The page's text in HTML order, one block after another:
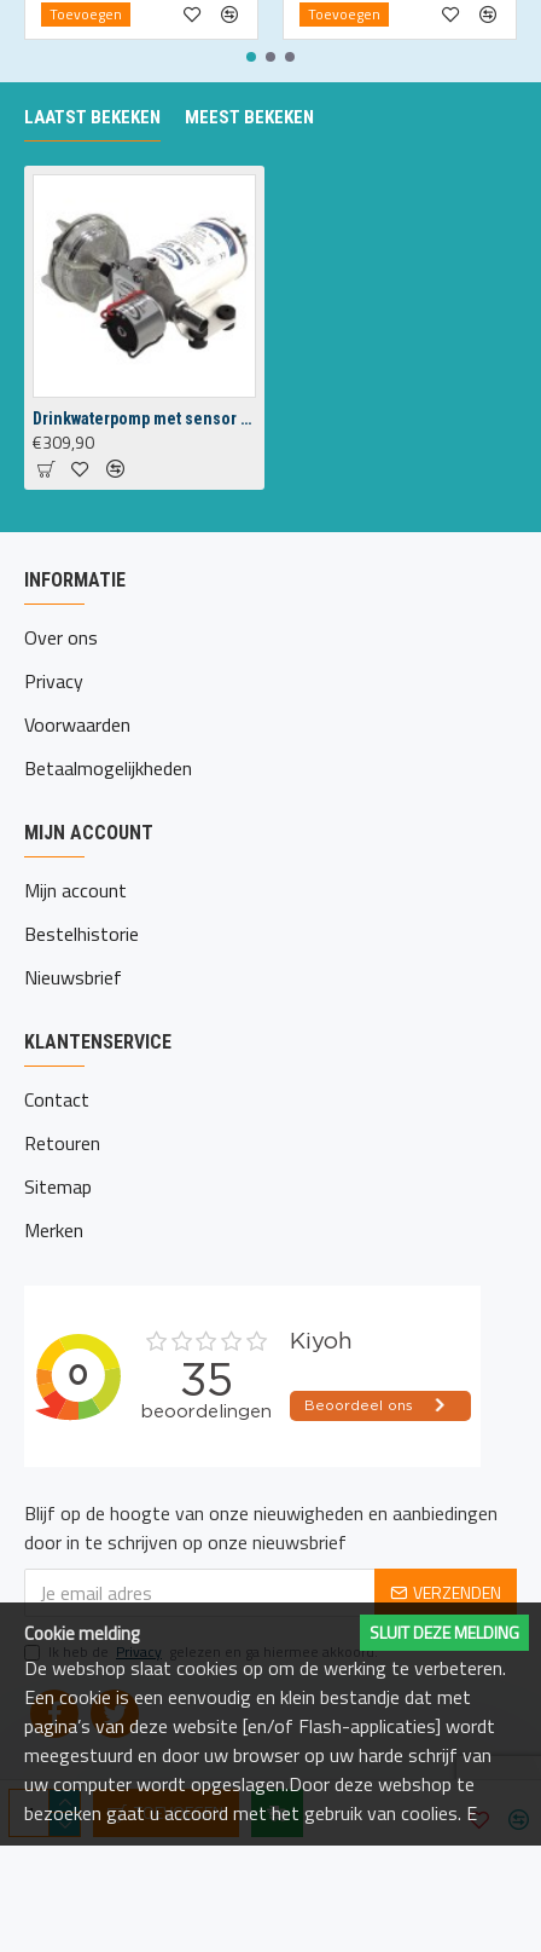
TOEVOEGEN
Toevoegen Toevoegen
LAATST BEKEKEN MEEST BEKEKEN
Drinkwaterpomp met sensor UP3-E
€309,90
INFORMATIE
Over ons
Privacy
Voorwaarden
Betaalmogelijkheden
MIJN ACCOUNT
Mijn account
Bestelhistorie
Nieuwsbrief
KLANTENSERVICE
Contact
Retouren
Sitemap
Merken
Blijf op de hoogte van onze nieuwigheden en aanbiedingen
door in te schrijven op onze nieuwsbrief
VERZENDEN
Ik heb de Privacy gelezen en ga hiermee akkoord.
Copyright © 2022, Bootshop4All
SLUIT DEZE MELDING
Cookie melding
De webshop slaat cookies op om de werking te verbeteren.
Een cookie is een eenvoudig en klein bestandje dat met
pagina’s van deze website [en/of Flash-applicaties] wordt
meegestuurd en door uw browser op uw harde schrijf van
uw computer wordt opgeslagen.Door deze webshop te
bezoeken gaat u accoord met het gebruik van coolies. E